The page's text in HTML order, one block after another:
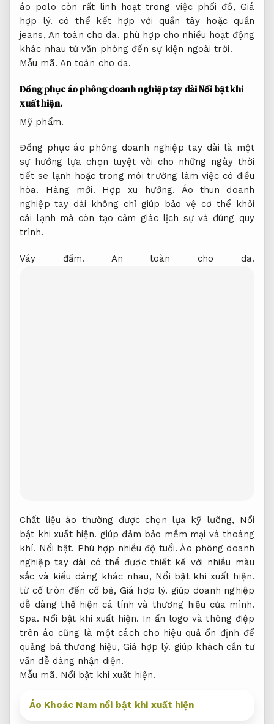
áo polo còn rất linh hoạt trong việc phối đồ, Giá
hợp lý. có thể kết hợp với quần tây hoặc quần
jeans, An toàn cho da. phù hợp cho nhiều hoạt động
khác nhau từ văn phòng đến sự kiện ngoài trời.
Mẫu mã. An toàn cho da.
Đồng phục áo phông doanh nghiệp tay dàiNổi bật khi
xuất hiện.
Mỹ phẩm.
Đồng phục áo phông doanh nghiệp tay dài là một
sự hướng lựa chọn tuyệt vời cho những ngày thời
tiết se lạnh hoặc trong môi trường làm việc có điều
hòa. Hàng mới. Hợp xu hướng. Áo thun doanh
nghiệp tay dài không chỉ giúp bảo vệ cơ thể khỏi
cái lạnh mà còn tạo cảm giác lịch sự và đúng quy
trình.
Váy đầm. An toàn cho da.
Chất liệu áo thường được chọn lựa kỹ lưỡng, Nổi
bật khi xuất hiện. giúp đảm bảo mềm mại và thoáng
khí. Nổi bật. Phù hợp nhiều độ tuổi. Áo phông doanh
nghiệp tay dài có thể được thiết kế với nhiều màu
sắc và kiểu dáng khác nhau, Nổi bật khi xuất hiện.
từ cổ tròn đến cổ bẻ, Giá hợp lý. giúp doanh nghiệp
dễ dàng thể hiện cá tính và thương hiệu của mình.
Spa. Nổi bật khi xuất hiện. In ấn logo và thông điệp
trên áo cũng là một cách cho hiệu quả ổn định để
quảng bá thương hiệu, Giá hợp lý. giúp khách cần tư
vấn dễ dàng nhận diện.
Mẫu mã. Nổi bật khi xuất hiện.
Áo Khoác Nam nổi bật khi xuất hiện